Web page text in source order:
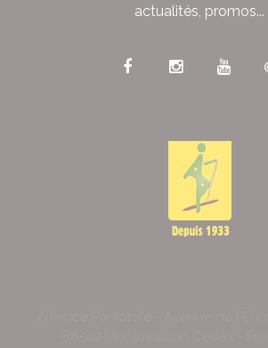
actualités, promos...